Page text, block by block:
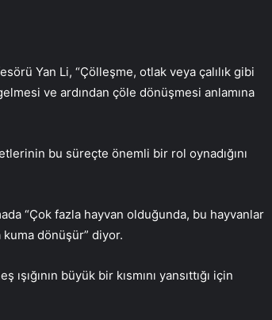
Yan Li, “Çölleşme, otlak veya çalılık gibi
ve ardından çöle dönüşmesi anlamına
bu süreçte önemli bir rol oynadığını
“Çok fazla hayvan olduğunda, bu hayvanlar
dönüşür” diyor.
büyük bir kısmını yansıttığı için